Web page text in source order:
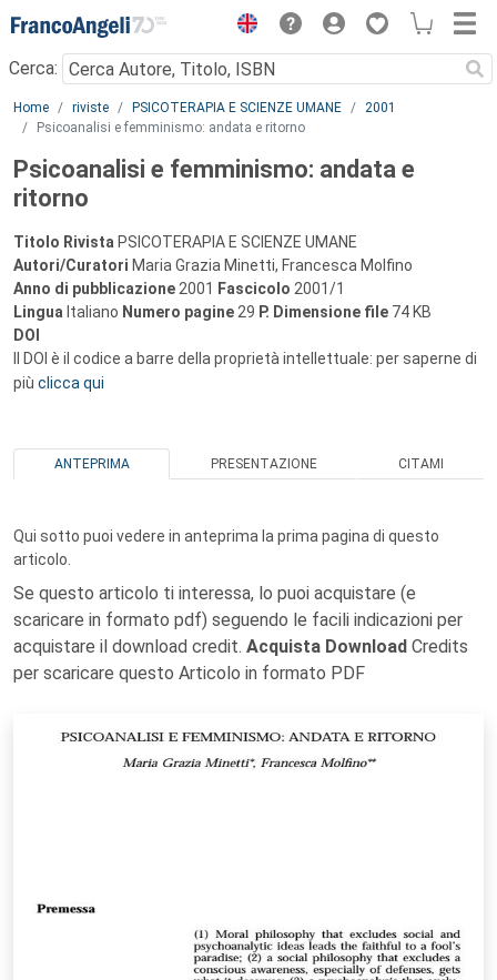
Menu
Cerca:
Main content
Home riviste PSICOTERAPIA E SCIENZE UMANE
2001
Psicoanalisi e femminismo: andata e ritorno
Psicoanalisi e femminismo: andata e
ritorno
Titolo Rivista PSICOTERAPIA E SCIENZE UMANE
Autori/Curatori Maria Grazia Minetti, Francesca Molfino
Anno di pubblicazione 2001 Fascicolo 2001/1
Lingua Italiano Numero pagine 29 P. Dimensione file 74 KB
DOI
Il DOI è il codice a barre della proprietà intellettuale: per saperne di
più clicca qui
ANTEPRIMA PRESENTAZIONE CITAMI
Qui sotto puoi vedere in anteprima la prima pagina di questo
articolo.
Se questo articolo ti interessa, lo puoi acquistare (e
scaricare in formato pdf) seguendo le facili indicazioni per
acquistare il download credit. Acquista Download Credits
per scaricare questo Articolo in formato PDF